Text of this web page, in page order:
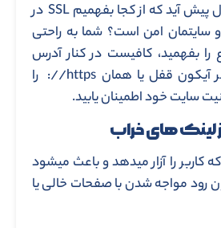
شاید برایتان این سوال پیش آید که از کجا بفهمیم SSL در
سایتمان امن است؟ شما به راحتی
را بفهمید، کافیست در کنار آدرس
سایت خود در مرورگر آیکون قفل یا همان https//: را
سایت خود اطمینان یابید.
لینک های خراب
کاربر را آزار میدهد و باعث میشود
رود مواجه شدن با صفحات خالی یا